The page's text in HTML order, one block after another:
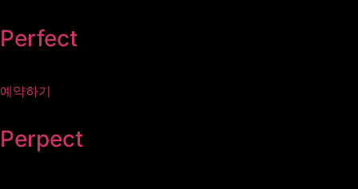
건너뛰기
Perfect
예약하기
Perpect